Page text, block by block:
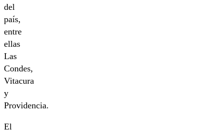
del
país,
entre
ellas
Las
Condes,
Vitacura
y
Providencia.
El